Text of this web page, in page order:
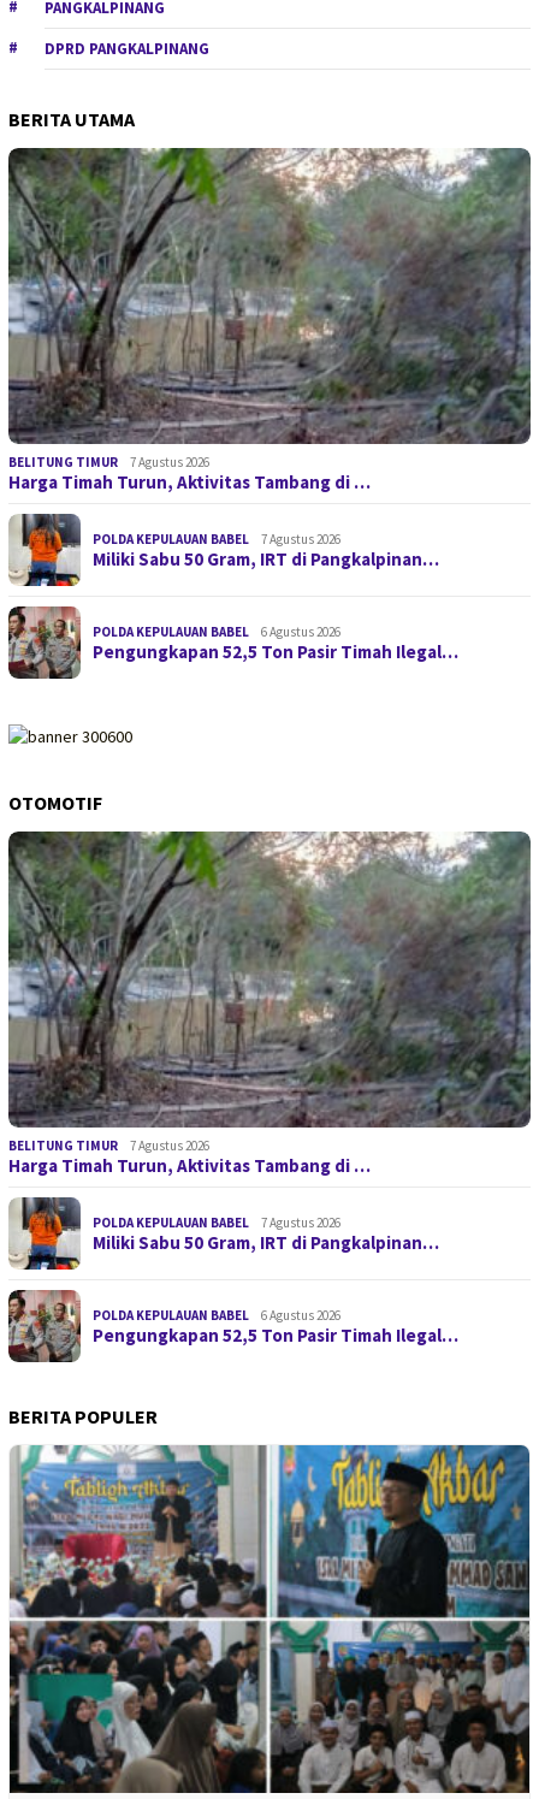
PANGKALPINANG
DPRD PANGKALPINANG
BERITA UTAMA
BELITUNG TIMUR 7 Agustus 2026
Harga Timah Turun, Aktivitas Tambang di …
POLDA KEPULAUAN BABEL 7 Agustus 2026
Miliki Sabu 50 Gram, IRT di Pangkalpinan…
POLDA KEPULAUAN BABEL 6 Agustus 2026
Pengungkapan 52,5 Ton Pasir Timah Ilegal…
OTOMOTIF
BELITUNG TIMUR 7 Agustus 2026
Harga Timah Turun, Aktivitas Tambang di …
POLDA KEPULAUAN BABEL 7 Agustus 2026
Miliki Sabu 50 Gram, IRT di Pangkalpinan…
POLDA KEPULAUAN BABEL 6 Agustus 2026
Pengungkapan 52,5 Ton Pasir Timah Ilegal…
BERITA POPULER